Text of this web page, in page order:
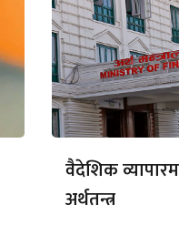
वैदेशिक
अर्थतन्त्र